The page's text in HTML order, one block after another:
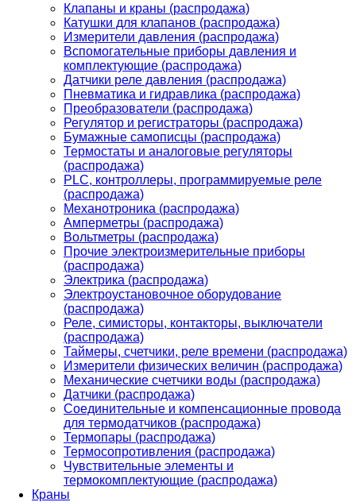
Клапаны и краны (распродажа)
Катушки для клапанов (распродажа)
Измерители давления (распродажа)
Вспомогательные приборы давления и
комплектующие (распродажа)
Датчики реле давления (распродажа)
Пневматика и гидравлика (распродажа)
Преобразователи (распродажа)
Регулятор и регистраторы (распродажа)
Бумажные самописцы (распродажа)
Термостаты и аналоговые регуляторы
(распродажа)
PLС, контроллеры, программируемые реле
(распродажа)
Механотроника (распродажа)
Амперметры (распродажа)
Вольтметры (распродажа)
Прочие электроизмерительные приборы
(распродажа)
Электрика (распродажа)
Электроустановочное оборудование
(распродажа)
Реле, симисторы, контакторы, выключатели
(распродажа)
Таймеры, счетчики, реле времени (распродажа)
Измерители физических величин (распродажа)
Механические счетчики воды (распродажа)
Датчики (распродажа)
Соединительные и компенсационные провода
для термодатчиков (распродажа)
Термопары (распродажа)
Термосопротивления (распродажа)
Чувствительные элементы и
термокомплектующие (распродажа)
Краны